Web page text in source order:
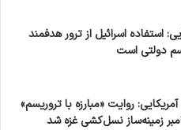
استفاده اسرائیل از ترور هدفمند
دولتی است
روایت «مبارزه با تروریسم»